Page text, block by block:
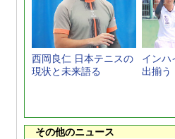
西岡良仁 日本テニスの
現状と未来語る
インハ
出揃う
その他のニュース